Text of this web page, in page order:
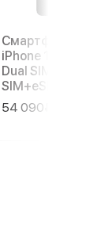
Смартфон Apple
iPhone 17e 256
Dual SIM (nano
SIM+eSIM), Black
54 090₽